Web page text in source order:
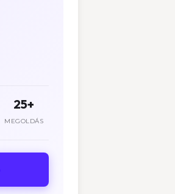
25+
MEGOLDÁS